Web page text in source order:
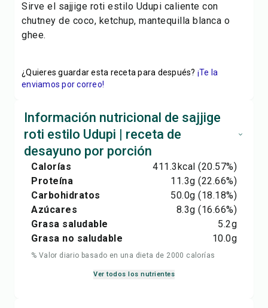
Sirve el sajjige roti estilo Udupi caliente con
chutney de coco, ketchup, mantequilla blanca o
ghee.
¿Quieres guardar esta receta para después? ¡Te la
enviamos por correo!
Información nutricional de sajjige
roti estilo Udupi | receta de
desayuno por porción
Calorías 411.3kcal (20.57%)
Proteína
11.3g (22.66%)
Carbohidratos
50.0g (18.18%)
Azúcares
8.3g (16.66%)
Grasa saludable
5.2g
Grasa no saludable
10.0g
% Valor diario basado en una dieta de 2000 calorías
Ver todos los nutrientes